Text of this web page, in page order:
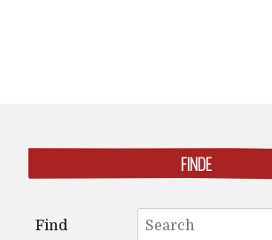
FINDE
for:
Find